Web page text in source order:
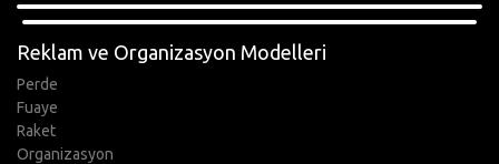
Reklam ve Organizasyon Modelleri
Perde
Fuaye
Raket
Organizasyon